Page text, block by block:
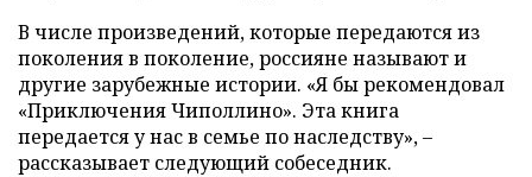
В числе произведений, которые передаются из
поколения в поколение, россияне называют и
другие зарубежные истории. «Я бы рекомендовал
«Приключения Чиполлино». Эта книга
передается у нас в семье по наследству», –
рассказывает следующий собеседник.